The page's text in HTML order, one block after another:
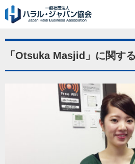
「Otsuka Masjid」に関す